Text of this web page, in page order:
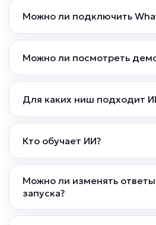
Можно ли подключить
Можно ли посмотреть
Для каких ниш подходит
Кто обучает ИИ?
Можно ли изменять
запуска?